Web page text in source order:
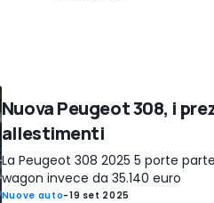
Nuova Peugeot 308, i
allestimenti
La Peugeot 308 2025 5 porte
wagon invece da 35.140 euro
Nuove auto-19 set 2025